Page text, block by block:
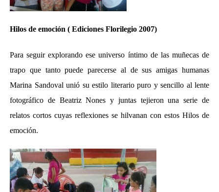
Hilos de emoción ( Ediciones Florilegio 2007)
Para seguir explorando ese universo íntimo de las muñecas de
trapo que tanto puede parecerse al de sus amigas humanas
Marina Sandoval unió su estilo literario puro y sencillo al lente
fotográfico de Beatriz Nones y juntas tejieron una serie de
relatos cortos cuyas reflexiones se hilvanan con estos Hilos de
emoción.